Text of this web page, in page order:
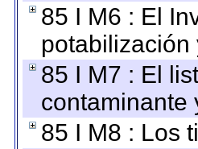
85 I M6 : El
85 I M7 : El
contaminante
85 I M8 : Los